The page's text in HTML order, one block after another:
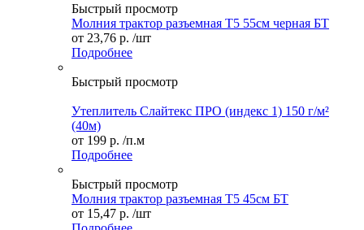
Быстрый просмотр
Молния трактор разъемная Т5 55см черная БТ
от 23,76 р. /шт
Подробнее
Быстрый просмотр
Утеплитель Слайтекс ПРО (индекс 1) 150 г/м²
(40м)
от 199 р. /п.м
Подробнее
Быстрый просмотр
Молния трактор разъемная Т5 45см БТ
от 15,47 р. /шт